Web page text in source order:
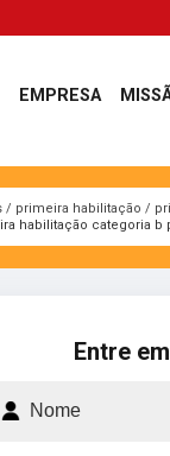
EMPRESA
primeira habilitação
habilitação categoria b
Entre